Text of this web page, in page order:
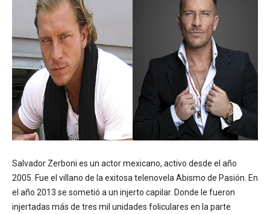
Salvador Zerboni es un actor mexicano, activo desde el año
2005. Fue el villano de la exitosa telenovela Abismo de Pasión. En
el año 2013 se sometió a un injerto capilar. Donde le fueron
injertadas más de tres mil unidades foliculares en la parte